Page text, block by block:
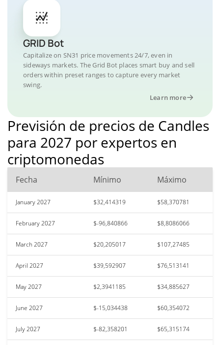
GRID Bot
Capitalize on SN31 price movements 24/7, even in
sideways markets. The Grid Bot places smart buy and sell
orders within preset ranges to capture every market
swing.
Learn more
Previsión de precios de Candles
para 2027 por expertos en
criptomonedas
Fecha Mínimo Máximo
January 2027 $32,414319 $58,370781
February 2027 $-96,840866 $8,8086066
March 2027 $20,205017 $107,27485
April 2027 $39,592907 $76,513141
May 2027 $2,3941185 $34,885627
June 2027 $-15,034438 $60,354072
July 2027 $-82,358201 $65,315174